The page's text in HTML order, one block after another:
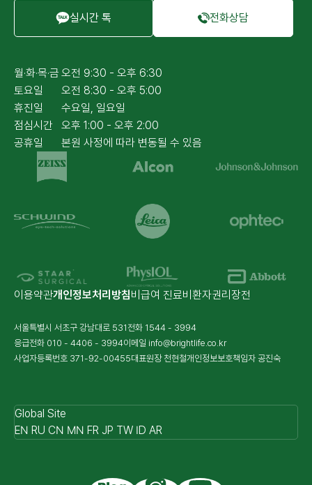
실시간 톡 전화상담
월·화·목·금 오전 9:30 - 오후 6:30
토요일
오전 8:30 - 오후 5:00
휴진일
수요일, 일요일
점심시간
오후 1:00 - 오후 2:00
공휴일
본원 사정에 따라 변동될 수 있음
이용약관개인정보처리방침비급여 진료비 환자권리장전
서울특별시 서초구 강남대로 531 전화 1544 - 3994
응급전화 010 - 4406 - 3994이메일 info@brightlife.co.kr
사업자등록번호 371-92-00455대표원장 천현철개인정보보호책임자 공진숙
Global Site
EN RU CN MN FR JP TW ID AR